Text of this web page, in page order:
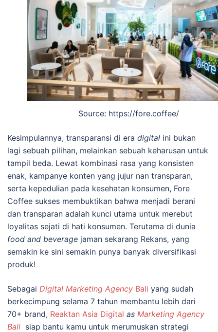
Source: https://fore.coffee/
Kesimpulannya, transparansi di era digital ini bukan
lagi sebuah pilihan, melainkan sebuah keharusan untuk
tampil beda. Lewat kombinasi rasa yang konsisten
enak, kampanye konten yang jujur nan transparan,
serta kepedulian pada kesehatan konsumen, Fore
Coffee sukses membuktikan bahwa menjadi berani
dan transparan adalah kunci utama untuk merebut
loyalitas sejati di hati konsumen. Terutama di dunia
food and beverage jaman sekarang Rekans, yang
semakin ke sini semakin punya banyak diversifikasi
produk!
Sebagai Digital Marketing Agency Bali yang sudah
berkecimpung selama 7 tahun membantu lebih dari
70+ brand, Reaktan Asia Digital as Marketing Agency
Bali siap bantu kamu untuk merumuskan strategi